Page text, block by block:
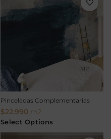
Pinceladas Complementarias
$22.990 m2
Select Options